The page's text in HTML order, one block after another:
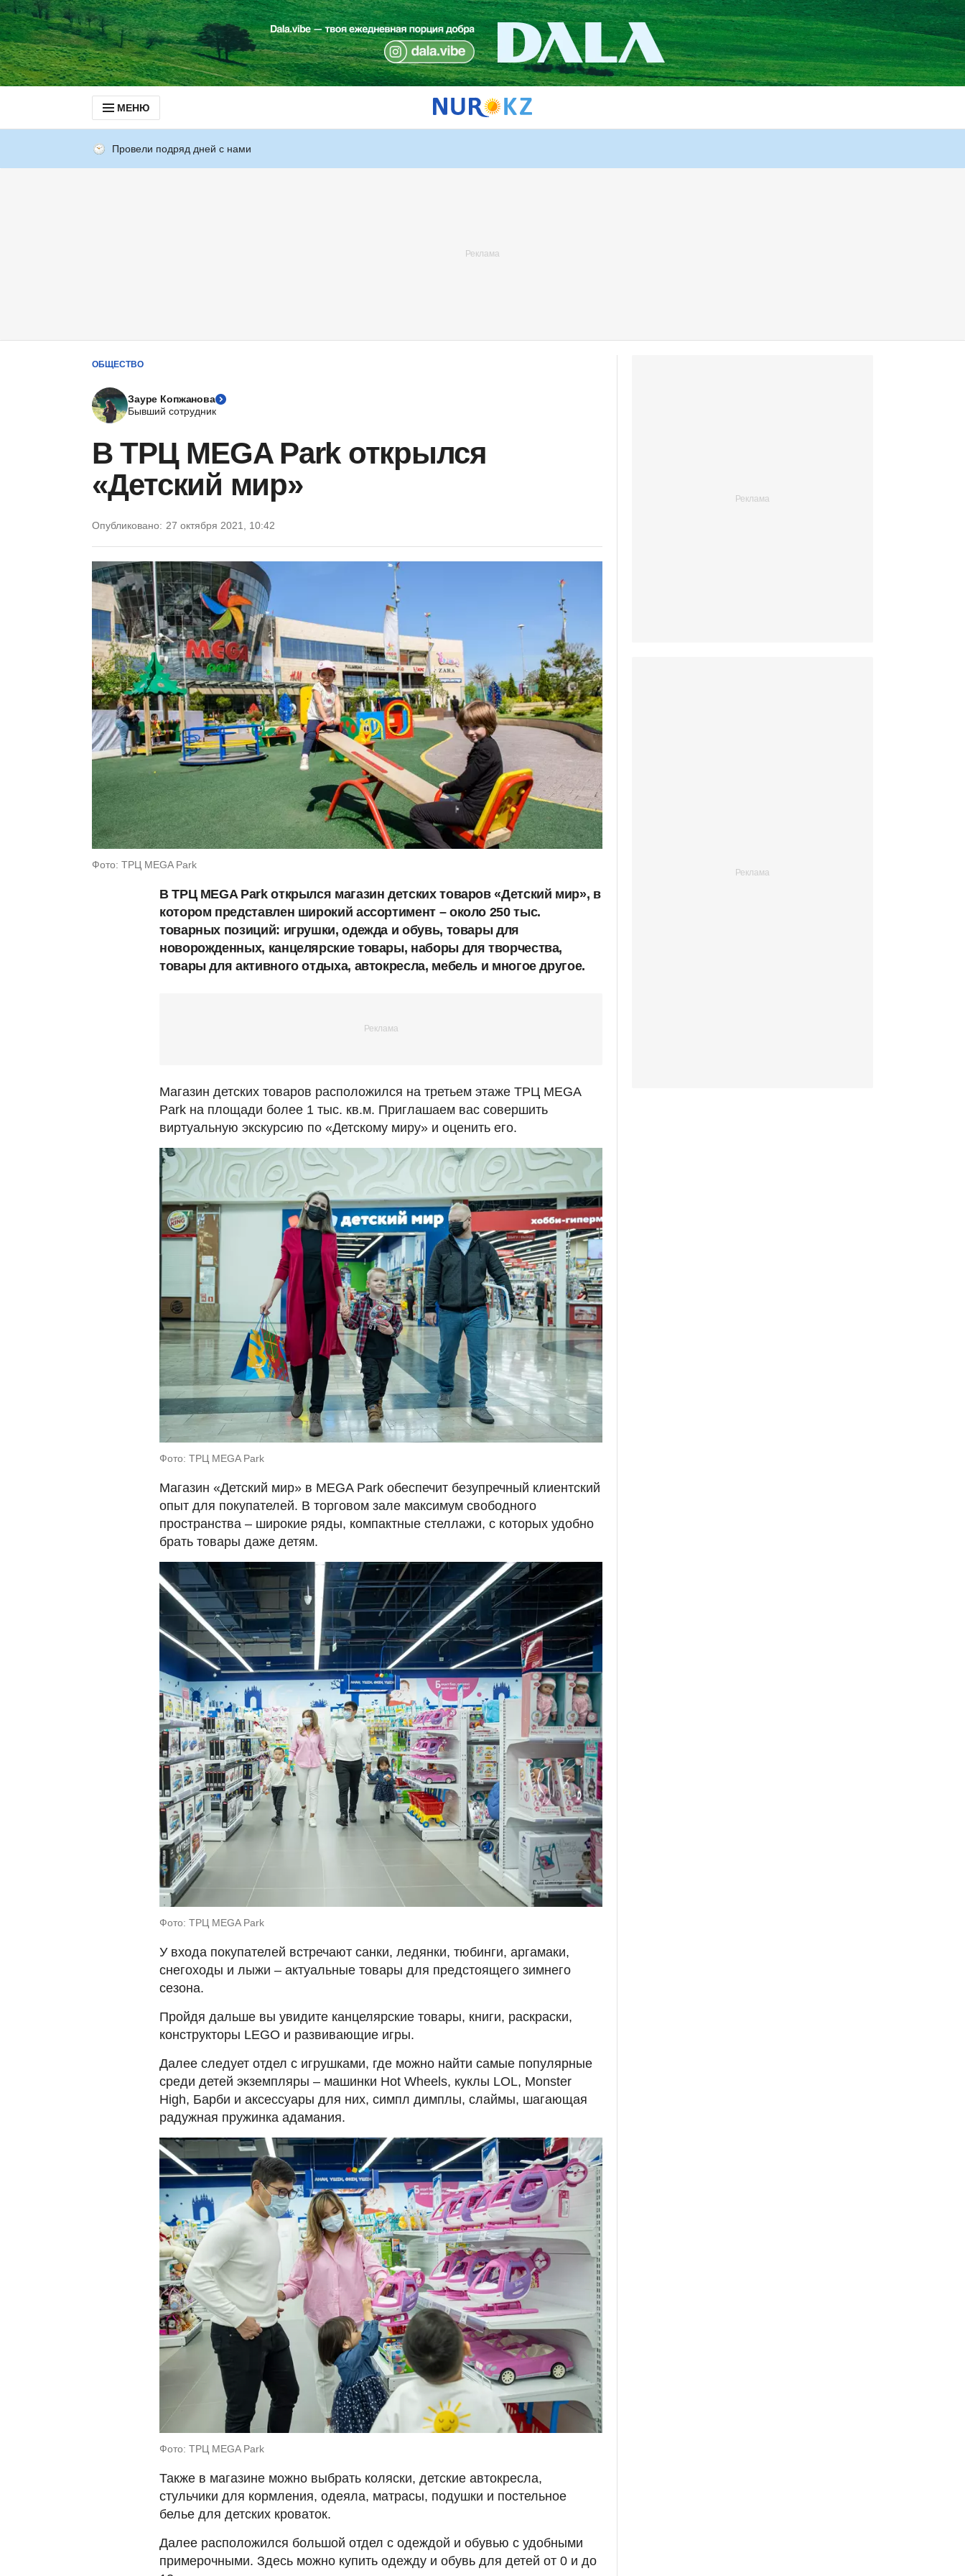
МЕНЮ
Провели подряд дней с нами
ОБЩЕСТВО
Зауре Копжанова
Бывший сотрудник
В ТРЦ MEGA Park открылся
«Детский мир»
Опубликовано: 27 октября 2021, 10:42
Фото: ТРЦ MEGA Park
В ТРЦ MEGA Park открылся магазин детских товаров «Детский мир», в
котором представлен широкий ассортимент – около 250 тыс.
товарных позиций: игрушки, одежда и обувь, товары для
новорожденных, канцелярские товары, наборы для творчества,
товары для активного отдыха, автокресла, мебель и многое другое.
Mагазин детских товаров расположился на третьем этаже ТРЦ MEGA
Park на площади более 1 тыс. кв.м. Приглашаем вас совершить
виртуальную экскурсию по «Детскому миру» и оценить его.
Фото: ТРЦ MEGA Park
Магазин «Детский мир» в MEGA Park обеспечит безупречный клиентский
опыт для покупателей. В торговом зале максимум свободного
пространства – широкие ряды, компактные стеллажи, с которых удобно
брать товары даже детям.
Фото: ТРЦ MEGA Park
У входа покупателей встречают санки, ледянки, тюбинги, аргамаки,
снегоходы и лыжи – актуальные товары для предстоящего зимнего
сезона.
Пройдя дальше вы увидите канцелярские товары, книги, раскраски,
конструкторы LEGO и развивающие игры.
Далее следует отдел с игрушками, где можно найти самые популярные
среди детей экземпляры – машинки Hot Wheels, куклы LOL, Monster
High, Барби и аксессуары для них, симпл димплы, слаймы, шагающая
радужная пружинка адамания.
Фото: ТРЦ MEGA Park
Также в магазине можно выбрать коляски, детские автокресла,
стульчики для кормления, одеяла, матрасы, подушки и постельное
белье для детских кроваток.
Далее расположился большой отдел с одеждой и обувью с удобными
примерочными. Здесь можно купить одежду и обувь для детей от 0 и до